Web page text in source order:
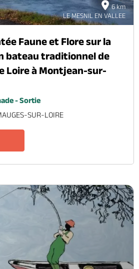
6 km
LE MESNIL EN VALLEE
Faune et Flore sur la
bateau traditionnel de
Loire à Montjean-sur-
- Sortie
SUR-LOIRE